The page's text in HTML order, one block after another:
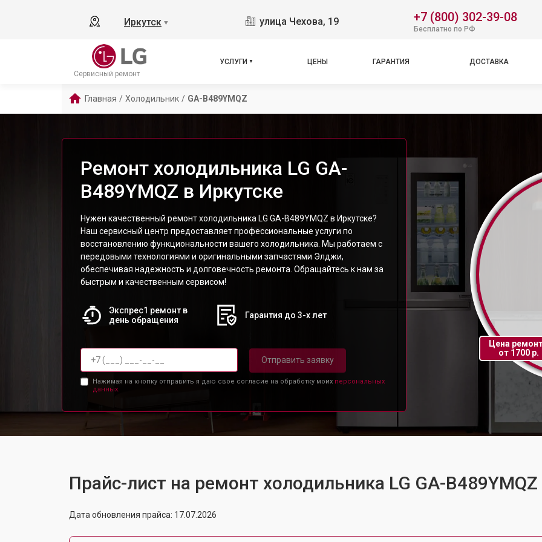
Иркутск ▼ улица Чехова, 19 +7 (800) 302-39-08
Бесплатно по РФ
Сервисный ремонт
УСЛУГИ ЦЕНЫ ГАРАНТИЯ ДОСТАВКА
Главная / Холодильник / GA-B489YMQZ
Ремонт холодильника LG GA-
B489YMQZ в Иркутске
Нужен качественный ремонт холодильника LG GA-B489YMQZ в Иркутске?
Наш сервисный центр предоставляет профессиональные услуги по
восстановлению функциональности вашего холодильника. Мы работаем с
передовыми технологиями и оригинальными запчастями Элджи,
обеспечивая надежность и долговечность ремонта. Обращайтесь к нам за
быстрым и качественным сервисом!
Экспрес1 ремонт в
день обращения
Гарантия до 3-х лет
Отправить заявку
Нажимая на кнопку отправить я даю свое согласие на обработку моих персональных
данных.
Цена
от 1700 р.
Прайс-лист на ремонт холодильника LG GA-B489YMQZ
Дата обновления прайса: 17.07.2026